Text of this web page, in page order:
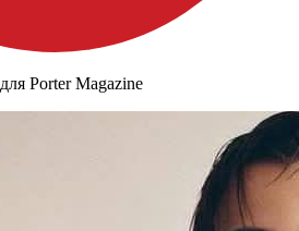
для Porter Magazine